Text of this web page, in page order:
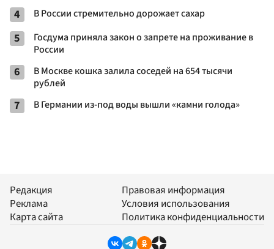
4 В России стремительно дорожает сахар
5
Госдума приняла закон о запрете на проживание в
России
6
В Москве кошка залила соседей на 654 тысячи
рублей
7 В Германии из-под воды вышли «камни голода»
Редакция
Реклама
Карта сайта
Правовая информация
Условия использования
Политика конфиденциальности